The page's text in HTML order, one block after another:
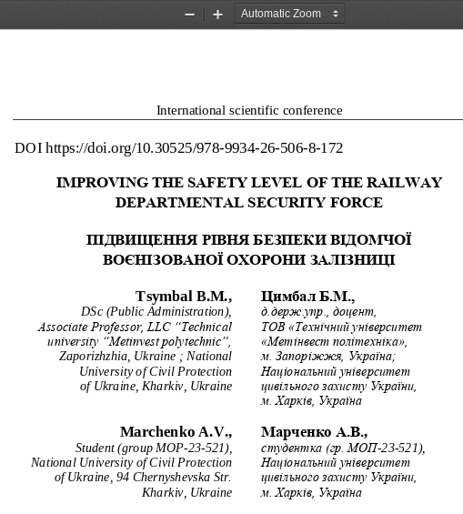
Zoom
Zoom
International scientific conference
DOI https://doi.org/10.30525/978-9934-26-506-8-1 72
IMPROVING THE SAFETY LEVEL OF THE RAILWAY
DEPARTMENTAL SECURITY FORCE
ПІДВИЩЕННЯ РІВНЯ БЕЗПЕКИ ВІДОМЧОЇ
ВОЄНІЗОВАНОЇ ОХОРОНИ ЗАЛІЗНИЦІ
Tsymbal B.M.,
DSc (Public Administration),
Associate Professor, LLC “Technical
university “Metinvest polytechnic”,
Zaporizhzhia, Ukraine ; National
University of Civil Protection
of Ukraine, Kharkiv, Ukraine
Marchenko A.V.,
Student (group MOP-23-521),
National University of Civil Protection
of Ukraine, 94 Chernyshevska Str.
Kharkiv, Ukraine
Цимбал Б.М.,
д.держ.упр., доцент,
ТОВ «Технічний університет
«Метінвест політехніка»,
м. Запоріжжя, Україна;
Національний університет
цивільного захисту України,
м. Харків, Україна
Марченко А.В. ,
студентка (гр. МОП-23-521),
Національний університет
цивільного захисту України,
м. Харків, Україна